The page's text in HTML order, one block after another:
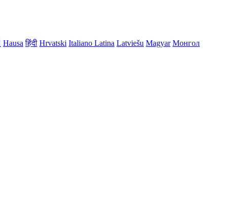
Hausa हिंदी Hrvatski Italiano Latina Latviešu Magyar Монгол